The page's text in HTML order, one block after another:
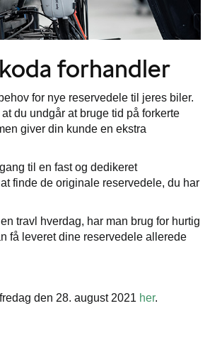
forhandler
for nye reservedele til jeres biler.
du undgår at bruge tid på forkerte
giver din kunde en ekstra
til en fast og dedikeret
finde de originale reservedele, du har
travl hverdag, har man brug for hurtig
få leveret dine reservedele allerede
den 28. august 2021 her.